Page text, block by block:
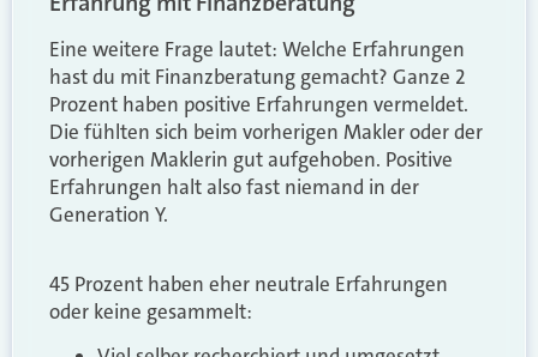
Eine weitere Frage lautet: Welche Erfahrungen
hast du mit Finanzberatung gemacht? Ganze 2
Prozent haben positive Erfahrungen vermeldet.
Die fühlten sich beim vorherigen Makler oder der
vorherigen Maklerin gut aufgehoben. Positive
Erfahrungen halt also fast niemand in der
Generation Y.
45 Prozent haben eher neutrale Erfahrungen
oder keine gesammelt: